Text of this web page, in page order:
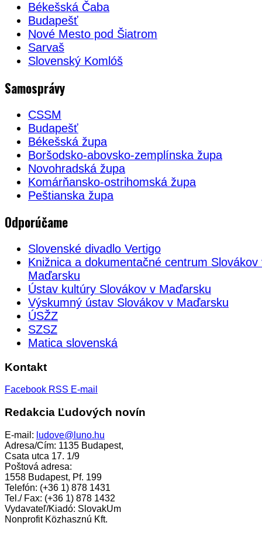
Békešská Čaba
Budapešť
Nové Mesto pod Šiatrom
Sarvaš
Slovenský Komlóš
Samosprávy
CSSM
Budapešť
Békešská župa
Boršodsko-abovsko-zemplínska župa
Novohradská župa
Komárňansko-ostrihomská župa
Peštianska župa
Odporúčame
Slovenské divadlo Vertigo
Knižnica a dokumentačné centrum Slovákov
Maďarsku
Ústav kultúry Slovákov v Maďarsku
Výskumný ústav Slovákov v Maďarsku
ÚSŽZ
SZSZ
Matica slovenská
Kontakt
Facebook RSS E-mail
Redakcia Ľudových novín
E-mail: ludove@luno.hu
Adresa/Cím: 1135 Budapest,
Csata utca 17. 1/9
Poštová adresa:
1558 Budapest, Pf. 199
Telefón: (+36 1) 878 1431
Tel./ Fax: (+36 1) 878 1432
Vydavateľ/Kiadó: SlovakUm
Nonprofit Közhasznú Kft.